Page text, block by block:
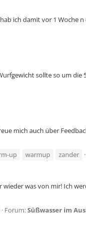
ich damit vor 1 Woche
sollte so um die
mich auch über
up warmup zander
was von mir! Ich
Forum:Süßwasser im